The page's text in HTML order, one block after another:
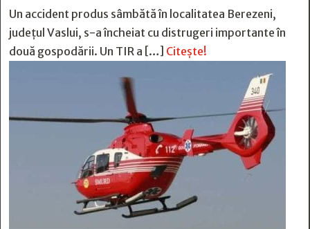
Un accident produs sâmbătă în localitatea Berezeni,
județul Vaslui, s-a încheiat cu distrugeri importante în
două gospodării. Un TIR a […] Citește!